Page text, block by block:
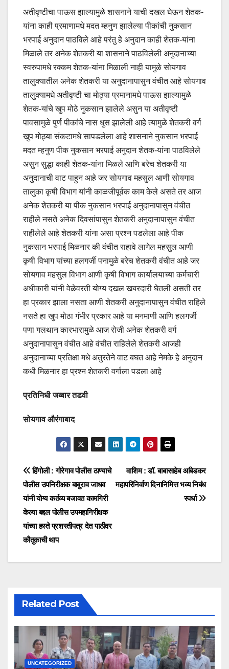
अतीवृष्टीचा पाऊस झाल्यामुळे शासनाने याची दखल घेऊन शेतक-
यांना काही प्रमाणामधे मदत म्हनुण झालेल्या पीकांची नुकसान
भरपाई अनुदान पाठविले आहे परंतु हे अनुदान काही शेतक-यांना
मिळाले तर अनेक शेतकरी या शासनाने पाठविलेली अनुदानाच्या
स्वरुपामधे रक्कम शेतक-यांना मिळाली नाही यामुळे सोयगाव
तालुक्यातील अनेक शेतकरी या अनुदानापासुन वंचीत आहे सोयगाव
तालुक्यामधे अतीवृष्टी चा मोठ्या प्रमानामधे पाऊस झाल्यामुळे
शेतक-यांचे खुप मोठे नुकसान झालेले असुन या अतीवृष्टी
पावसामुळे पुर्ण पीकांचे नास धुस झालेली आहे त्यामुळे शेतकरी वर्ग
खुप मोठ्या संकटामधे सापडलेला आहे शासनाने नुकसान भरपाई
मदत म्हनुण पीक नुकसान भरपाई अनुदान शेतक-यांना पाठविलेले
असुन सुद्धा काही शेतक-यांना मिळले आणि बरेच शेतकरी या
अनुदानाची वाट पाहुन आहे जर सोयगाव महसुल आणी सोयगाव
तालुका कृषी विभाग यांनी काळजीपूर्वक काम केले असते तर आज
अनेक शेतकरी या पीक नुकसान भरपाई अनुदानापासुन वंचीत
राहीले नसते अनेक दिवसांपासुन शेतकरी अनुदानापासुन वंचीत
राहीलेले आहे शेतकरी यांना असा प्रश्न पडलेला आहे पीक
नुकसान भरपाई मिळनार की वंचीत राहावे लागेल महसुल आणी
कृषी विभाग यांच्या हलगर्जी पनामुळे बरेच शेतकरी वंचीत आहे जर
सोयगाव महसुल विभाग आणी कृषी विभाग कार्यालयाच्या कर्मचारी
अधीकारी यांनी वेळेवरती योग्य दखल खबरदारी घेतली असती तर
हा प्रकार झाला नसता आणी शेतकरी अनुदानापासुन वंचीत राहिले
नसते हा खुप मोठा गंभीर प्रकार आहे या मनमाणी आणि हलगर्जी
पणा गलथान कारभारामुळे आज रोजी अनेक शेतकरी वर्ग
अनुदानापासुन वंचीत आहे वंचीत राहिलेले शेतकरी आजही
अनुदानाच्या प्रतिक्षा मधे अतुरतेने वाट बघत आहे नेमके हे अनुदान
कधी मिळनार हा प्रश्न शेतकरी वर्गाला पडला आहे
प्रतिनिधी जब्बार तडवी
सोयगाव औरंगाबाद
वाशिम : डॉ. बाबासाहेब आंबेडकर
महापरिनिर्वाण दिनानिमित्त भव्य निबंध
स्पर्धा
हिंगोली : गोरेगाव पोलीस ठाण्याचे
पोलीस उपनिरीक्षक बाबुराव जाधव
यांनी योग्य कर्तव्य बजावत कामगिरी
केल्या बद्दल पोलीस उपमहानिरीक्षक
यांच्या हस्ते प्रशस्तीपत्र देत पाठीवर
कौतुकाची थाप
Related Post
UNCATEGORIZED